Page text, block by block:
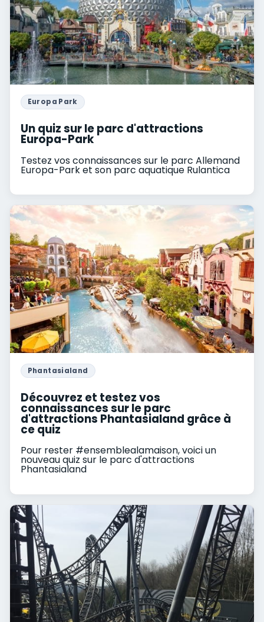
Europa Park
Un quiz sur le parc d'attractions
Europa-Park
Testez vos connaissances sur le parc Allemand
Europa-Park et son parc aquatique Rulantica
Phantasialand
Découvrez et testez vos
connaissances sur le parc
d'attractions Phantasialand grâce à
ce quiz
Pour rester #ensemblealamaison, voici un
nouveau quiz sur le parc d'attractions
Phantasialand